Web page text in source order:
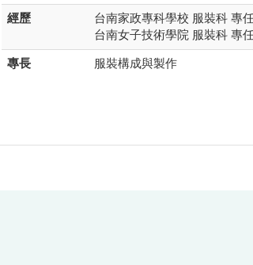
經歷
台南家政專科學校 服裝科 專
台南女子技術學院 服裝科 專
專長
服裝構成與製作